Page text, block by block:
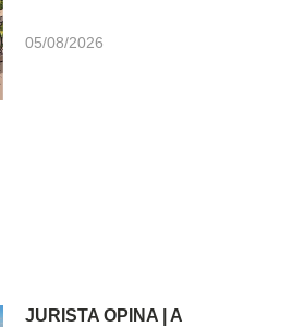
05/08/2026
JURISTA OPINA | A